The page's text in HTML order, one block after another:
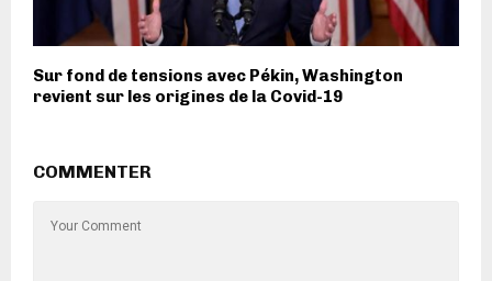
Sur fond de tensions avec Pékin, Washington
revient sur les origines de la Covid-19
COMMENTER